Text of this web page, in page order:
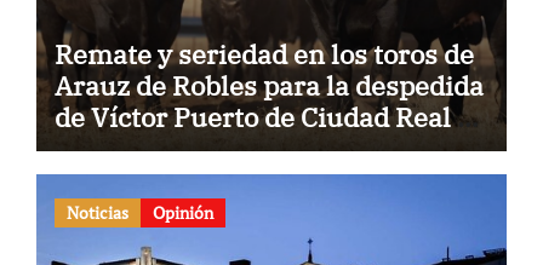
Remate y seriedad en los toros de
Arauz de Robles para la despedida
de Víctor Puerto de Ciudad Real y
el gran momento de Luque y
Navalón
Noticias Opinión